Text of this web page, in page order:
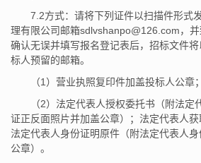
7.2方式：请将下列证件以扫描件形式
理有限公司邮箱sdlvshanpo@126.com，
确认无误并填写报名登记表后，招标文件
标人预留的邮箱。
（1）营业执照复印件加盖投标人公章；
（2）法定代表人授权委托书（附法
证正反面照片并加盖公章）；法定代表人
法定代表人身份证明原件（附法定代表人
公章）。